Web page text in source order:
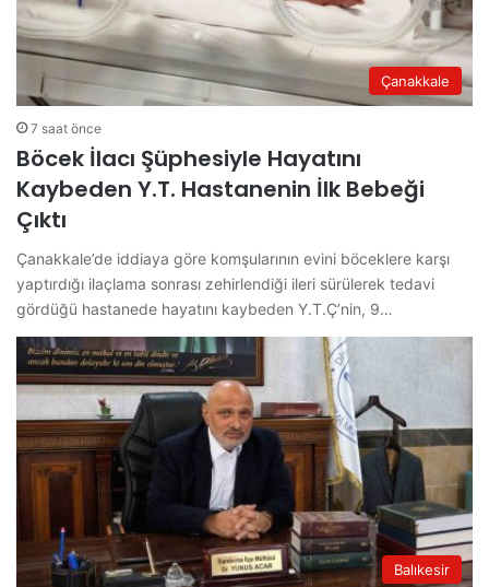
Çanakkale
7 saat önce
Böcek İlacı Şüphesiyle Hayatını
Kaybeden Y.T. Hastanenin İlk Bebeği
Çıktı
Çanakkale’de iddiaya göre komşularının evini böceklere karşı
yaptırdığı ilaçlama sonrası zehirlendiği ileri sürülerek tedavi
gördüğü hastanede hayatını kaybeden Y.T.Ç’nin, 9…
Balıkesir